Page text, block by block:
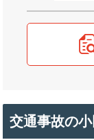
交通事故の